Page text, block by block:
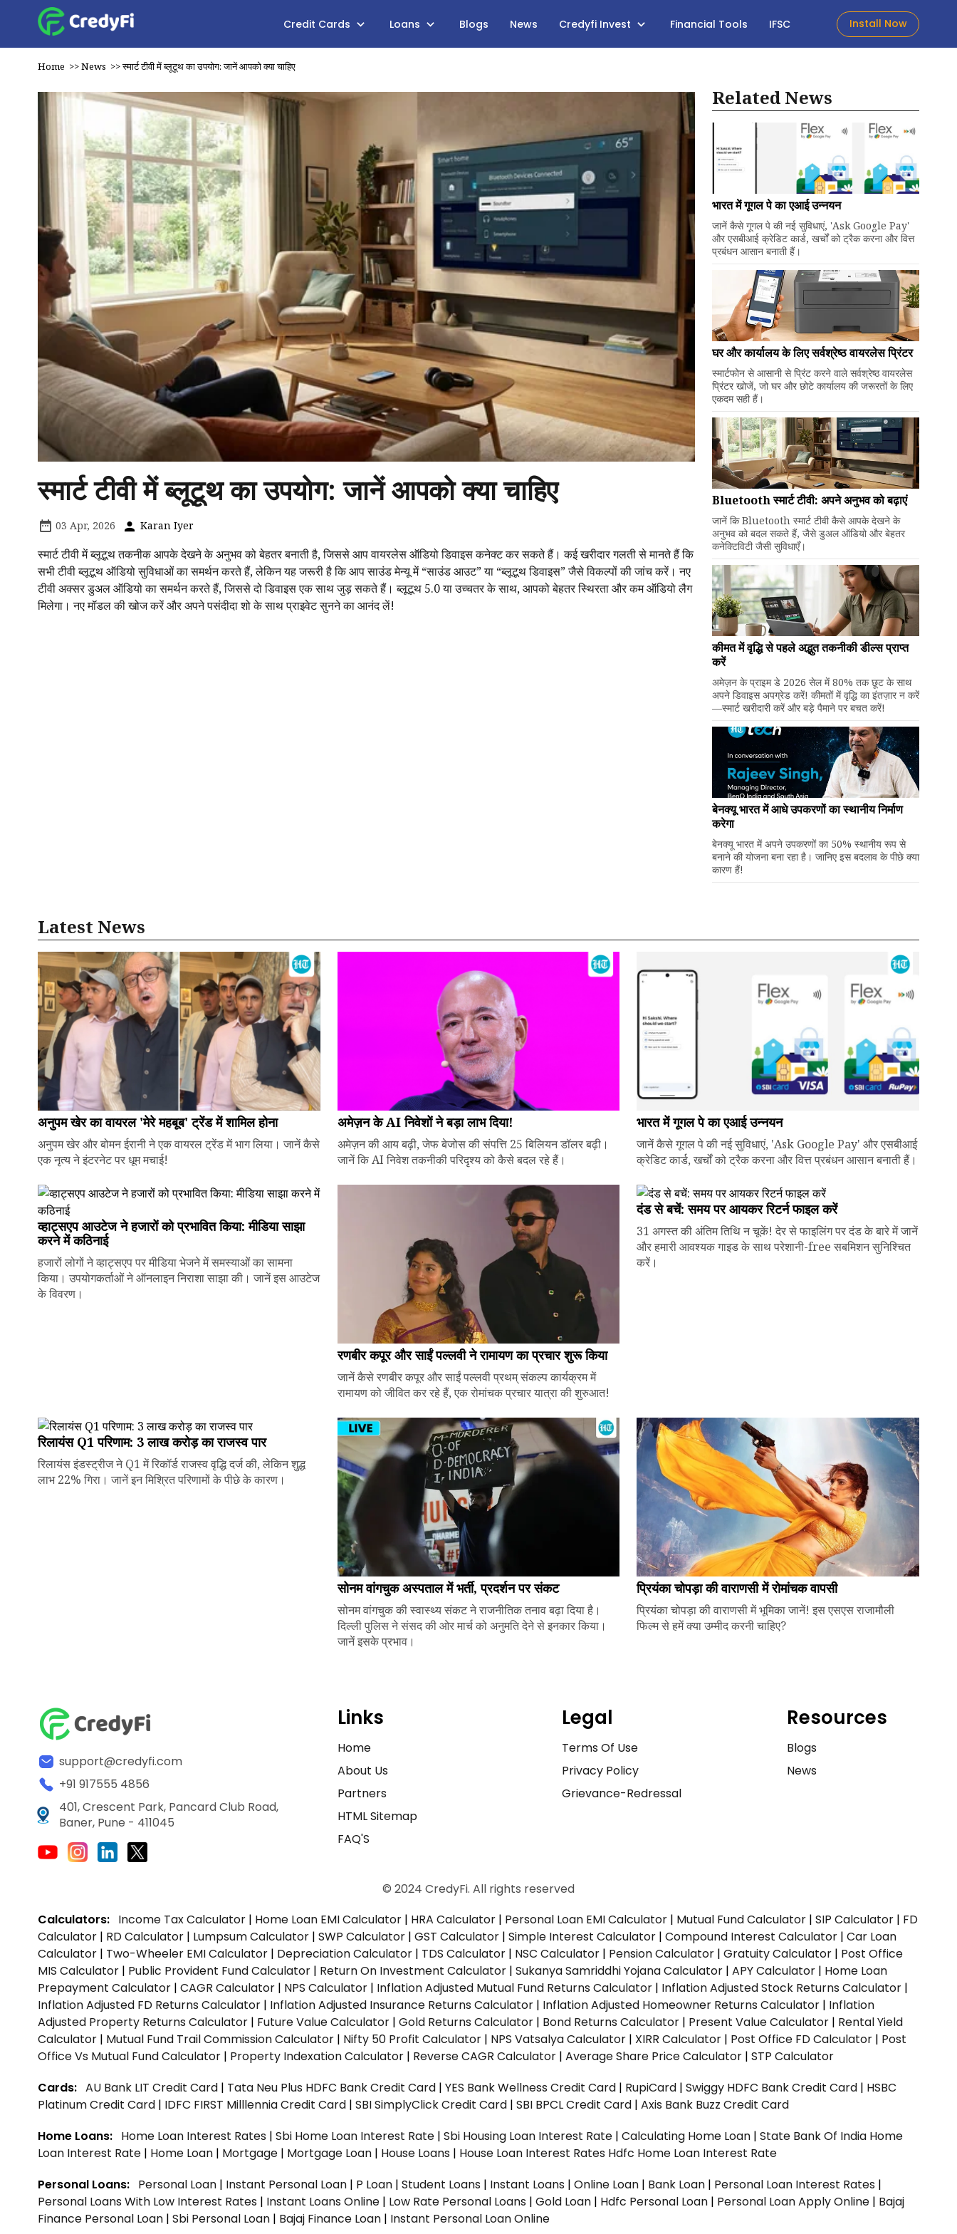
Credit Cards Loans Blogs News Credyfi Invest Financial Tools IFSC Install Now
Home >>News >>स्मार्ट टीवी में ब्लूटूथ का उपयोग: जानें आपको क्या चाहिए
स्मार्ट टीवी में ब्लूटूथ का उपयोग: जानें आपको क्या चाहिए
03 Apr, 2026 Karan Iyer
स्मार्ट टीवी में ब्लूटूथ तकनीक आपके देखने के अनुभव को बेहतर बनाती है, जिससे आप वायरलेस ऑडियो डिवाइस कनेक्ट कर सकते हैं। कई खरीदार गलती से मानते हैं कि
सभी टीवी ब्लूटूथ ऑडियो सुविधाओं का समर्थन करते हैं, लेकिन यह जरूरी है कि आप साउंड मेन्यू में “साउंड आउट” या “ब्लूटूथ डिवाइस” जैसे विकल्पों की जांच करें। नए
टीवी अक्सर डुअल ऑडियो का समर्थन करते हैं, जिससे दो डिवाइस एक साथ जुड़ सकते हैं। ब्लूटूथ 5.0 या उच्चतर के साथ, आपको बेहतर स्थिरता और कम ऑडियो लैग
मिलेगा। नए मॉडल की खोज करें और अपने पसंदीदा शो के साथ प्राइवेट सुनने का आनंद लें!
Related News
भारत में गूगल पे का एआई उन्नयन
जानें कैसे गूगल पे की नई सुविधाएं, 'Ask Google Pay'
और एसबीआई क्रेडिट कार्ड, खर्चों को ट्रैक करना और वित्त
प्रबंधन आसान बनाती हैं।
घर और कार्यालय के लिए सर्वश्रेष्ठ वायरलेस प्रिंटर
स्मार्टफोन से आसानी से प्रिंट करने वाले सर्वश्रेष्ठ वायरलेस
प्रिंटर खोजें, जो घर और छोटे कार्यालय की जरूरतों के लिए
एकदम सही हैं।
Bluetooth स्मार्ट टीवी: अपने अनुभव को बढ़ाएं
जानें कि Bluetooth स्मार्ट टीवी कैसे आपके देखने के
अनुभव को बदल सकते हैं, जैसे डुअल ऑडियो और बेहतर
कनेक्टिविटी जैसी सुविधाएँ।
कीमत में वृद्धि से पहले अद्भुत तकनीकी डील्स प्राप्त
करें
अमेज़न के प्राइम डे 2026 सेल में 80% तक छूट के साथ
अपने डिवाइस अपग्रेड करें! कीमतों में वृद्धि का इंतज़ार न करें
—स्मार्ट खरीदारी करें और बड़े पैमाने पर बचत करें!
बेनक्यू भारत में आधे उपकरणों का स्थानीय निर्माण
करेगा
बेनक्यू भारत में अपने उपकरणों का 50% स्थानीय रूप से
बनाने की योजना बना रहा है। जानिए इस बदलाव के पीछे क्या
कारण हैं!
Latest News
अनुपम खेर का वायरल 'मेरे महबूब' ट्रेंड में शामिल होना
अनुपम खेर और बोमन ईरानी ने एक वायरल ट्रेंड में भाग लिया। जानें कैसे
एक नृत्य ने इंटरनेट पर धूम मचाई!
अमेज़न के AI निवेशों ने बड़ा लाभ दिया!
अमेज़न की आय बढ़ी, जेफ बेजोस की संपत्ति 25 बिलियन डॉलर बढ़ी।
जानें कि AI निवेश तकनीकी परिदृश्य को कैसे बदल रहे हैं।
भारत में गूगल पे का एआई उन्नयन
जानें कैसे गूगल पे की नई सुविधाएं, 'Ask Google Pay' और एसबीआई
क्रेडिट कार्ड, खर्चों को ट्रैक करना और वित्त प्रबंधन आसान बनाती हैं।
व्हाट्सएप आउटेज ने हजारों को प्रभावित किया: मीडिया साझा
करने में कठिनाई
हजारों लोगों ने व्हाट्सएप पर मीडिया भेजने में समस्याओं का सामना
किया। उपयोगकर्ताओं ने ऑनलाइन निराशा साझा की। जानें इस आउटेज
के विवरण।
रणबीर कपूर और साईं पल्लवी ने रामायण का प्रचार शुरू किया
जानें कैसे रणबीर कपूर और साईं पल्लवी प्रथम् संकल्प कार्यक्रम में
रामायण को जीवित कर रहे हैं, एक रोमांचक प्रचार यात्रा की शुरुआत!
दंड से बचें: समय पर आयकर रिटर्न फाइल करें
31 अगस्त की अंतिम तिथि न चूकें! देर से फाइलिंग पर दंड के बारे में जानें
और हमारी आवश्यक गाइड के साथ परेशानी-free सबमिशन सुनिश्चित
करें।
रिलायंस Q1 परिणाम: ₹3 लाख करोड़ का राजस्व पार
रिलायंस इंडस्ट्रीज ने Q1 में रिकॉर्ड राजस्व वृद्धि दर्ज की, लेकिन शुद्ध
लाभ 22% गिरा। जानें इन मिश्रित परिणामों के पीछे के कारण।
सोनम वांगचुक अस्पताल में भर्ती, प्रदर्शन पर संकट
सोनम वांगचुक की स्वास्थ्य संकट ने राजनीतिक तनाव बढ़ा दिया है।
दिल्ली पुलिस ने संसद की ओर मार्च को अनुमति देने से इनकार किया।
जानें इसके प्रभाव।
प्रियंका चोपड़ा की वाराणसी में रोमांचक वापसी
प्रियंका चोपड़ा की वाराणसी में भूमिका जानें! इस एसएस राजामौली
फिल्म से हमें क्या उम्मीद करनी चाहिए?
support@credyfi.com
+91 917555 4856
401, Crescent Park, Pancard Club Road,
Baner, Pune - 411045
Links
Home
About Us
Partners
HTML Sitemap
FAQ'S
Legal
Terms Of Use
Privacy Policy
Grievance-Redressal
Resources
Blogs
News
© 2024 CredyFi. All rights reserved
Calculators: Income Tax Calculator | Home Loan EMI Calculator | HRA Calculator | Personal Loan EMI Calculator | Mutual Fund Calculator | SIP Calculator | FD
Calculator | RD Calculator | Lumpsum Calculator | SWP Calculator | GST Calculator | Simple Interest Calculator | Compound Interest Calculator | Car Loan
Calculator | Two-Wheeler EMI Calculator | Depreciation Calculator | TDS Calculator | NSC Calculator | Pension Calculator | Gratuity Calculator | Post Office
MIS Calculator | Public Provident Fund Calculator | Return On Investment Calculator | Sukanya Samriddhi Yojana Calculator | APY Calculator | Home Loan
Prepayment Calculator | CAGR Calculator | NPS Calculator | Inflation Adjusted Mutual Fund Returns Calculator | Inflation Adjusted Stock Returns Calculator |
Inflation Adjusted FD Returns Calculator | Inflation Adjusted Insurance Returns Calculator | Inflation Adjusted Homeowner Returns Calculator | Inflation
Adjusted Property Returns Calculator | Future Value Calculator | Gold Returns Calculator | Bond Returns Calculator | Present Value Calculator | Rental Yield
Calculator | Mutual Fund Trail Commission Calculator | Nifty 50 Profit Calculator | NPS Vatsalya Calculator | XIRR Calculator | Post Office FD Calculator | Post
Office Vs Mutual Fund Calculator | Property Indexation Calculator | Reverse CAGR Calculator | Average Share Price Calculator | STP Calculator
Cards: AU Bank LIT Credit Card | Tata Neu Plus HDFC Bank Credit Card | YES Bank Wellness Credit Card | RupiCard | Swiggy HDFC Bank Credit Card | HSBC
Platinum Credit Card | IDFC FIRST Milllennia Credit Card | SBI SimplyClick Credit Card | SBI BPCL Credit Card | Axis Bank Buzz Credit Card
Home Loans: Home Loan Interest Rates | Sbi Home Loan Interest Rate | Sbi Housing Loan Interest Rate | Calculating Home Loan | State Bank Of India Home
Loan Interest Rate | Home Loan | Mortgage | Mortgage Loan | House Loans | House Loan Interest Rates Hdfc Home Loan Interest Rate
Personal Loans: Personal Loan | Instant Personal Loan | P Loan | Student Loans | Instant Loans | Online Loan | Bank Loan | Personal Loan Interest Rates |
Personal Loans With Low Interest Rates | Instant Loans Online | Low Rate Personal Loans | Gold Loan | Hdfc Personal Loan | Personal Loan Apply Online | Bajaj
Finance Personal Loan | Sbi Personal Loan | Bajaj Finance Loan | Instant Personal Loan Online